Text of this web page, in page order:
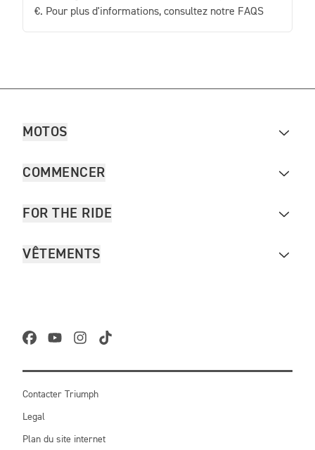
€. Pour plus d'informations, consultez notre FAQS
MOTOS
COMMENCER
FOR THE RIDE
VÊTEMENTS
Contacter Triumph
Legal
Plan du site internet